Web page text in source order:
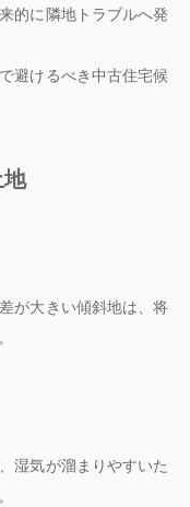
的に隣地トラブルへ発
避けるべき中古住宅候
地
が大きい傾斜地は、将
湿気が溜まりやすいた